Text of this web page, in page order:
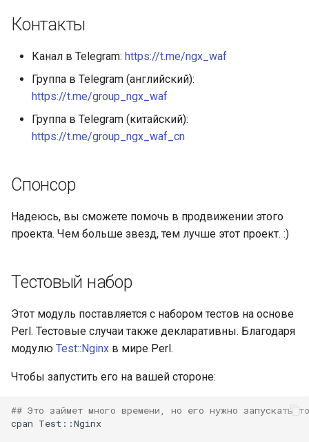
Контакты
Канал в Telegram: https://t.me/ngx_waf
Группа в Telegram (английский):
https://t.me/group_ngx_waf
Группа в Telegram (китайский):
https://t.me/group_ngx_waf_cn
Спонсор
Надеюсь, вы сможете помочь в продвижении этого
проекта. Чем больше звезд, тем лучше этот проект. :)
Тестовый набор
Этот модуль поставляется с набором тестов на основе
Perl. Тестовые случаи также декларативны. Благодаря
модулю Test::Nginx в мире Perl.
Чтобы запустить его на вашей стороне:
## Это займет много времени, но его нужно запускать
cpan Test::Nginx